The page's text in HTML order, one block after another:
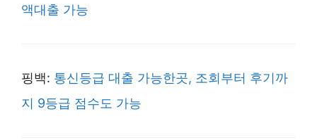
액대출 가능
핑백: 통신등급 대출 가능한곳, 조회부터 후기까
지 9등급 점수도 가능